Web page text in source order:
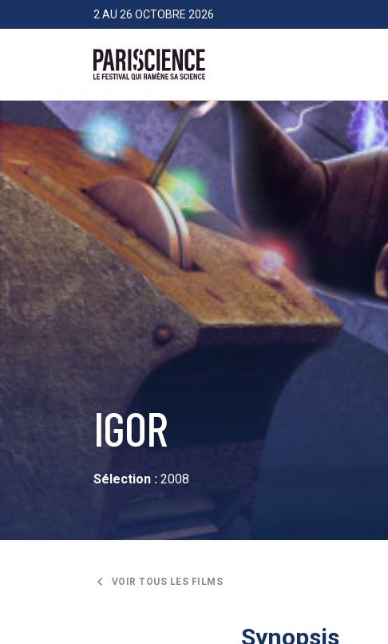
>Aller au contenu2 AU 26 OCTOBRE 2026
IGOR
Sélection : 2008
VOIR TOUS LES FILMS
Synopsis
Panneau de gestion des cookies